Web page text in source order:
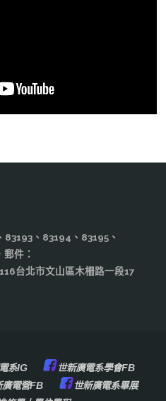
、83194、83195、
件：
台北市文山區木柵路一段17
系IG
世新廣電系學會FB
廣電營FB
世新廣電系畢展